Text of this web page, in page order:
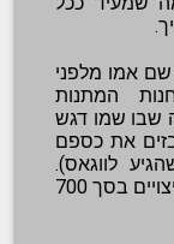
שם אמו מלפני
המתנות
שבו שמו דגש
את כספם
לווגאס).
כשהמלון נסגר בשנת 1974 הוא קיבל פיצויים בסך 700